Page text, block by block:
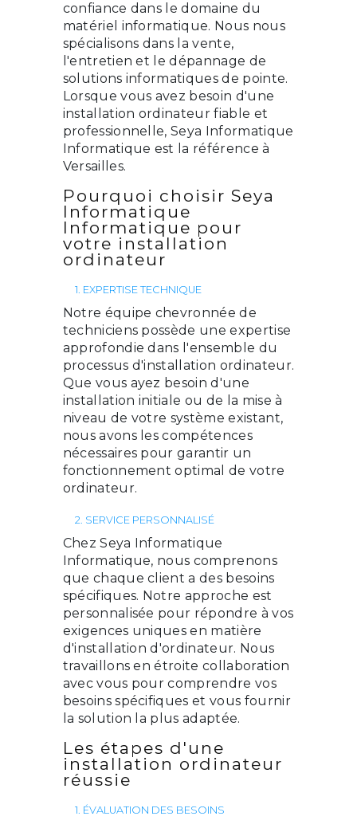
confiance dans le domaine du
matériel informatique. Nous nous
spécialisons dans la vente,
l'entretien et le dépannage de
solutions informatiques de pointe.
Lorsque vous avez besoin d'une
installation ordinateur fiable et
professionnelle, Seya Informatique
Informatique est la référence à
Versailles.
Pourquoi choisir Seya
Informatique
Informatique pour
votre installation
ordinateur
1. EXPERTISE TECHNIQUE
Notre équipe chevronnée de
techniciens possède une expertise
approfondie dans l'ensemble du
processus d'installation ordinateur.
Que vous ayez besoin d'une
installation initiale ou de la mise à
niveau de votre système existant,
nous avons les compétences
nécessaires pour garantir un
fonctionnement optimal de votre
ordinateur.
2. SERVICE PERSONNALISÉ
Chez Seya Informatique
Informatique, nous comprenons
que chaque client a des besoins
spécifiques. Notre approche est
personnalisée pour répondre à vos
exigences uniques en matière
d'installation d'ordinateur. Nous
travaillons en étroite collaboration
avec vous pour comprendre vos
besoins spécifiques et vous fournir
la solution la plus adaptée.
Les étapes d'une
installation ordinateur
réussie
1. ÉVALUATION DES BESOINS